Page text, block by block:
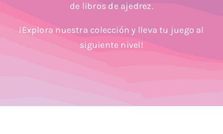
de libros de ajedrez.
¡Explora nuestra colección y lleva tu juego al
siguiente nivel!